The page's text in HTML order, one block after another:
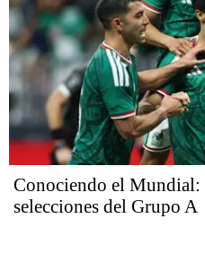
Conociendo el Mundial:
selecciones del Grupo A